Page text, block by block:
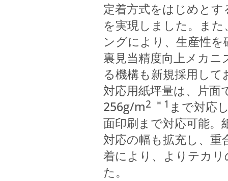
定着方式をはじめと
を実現しました。ま
ングにより、生産性
裏見当精度向上メカ
る機構も新規採用して
対応用紙坪量は、片面
256g/m2 ＊1 まで対応
面印刷まで対応可能。
対応の幅も拡充し、
着により、よりテカ
た。